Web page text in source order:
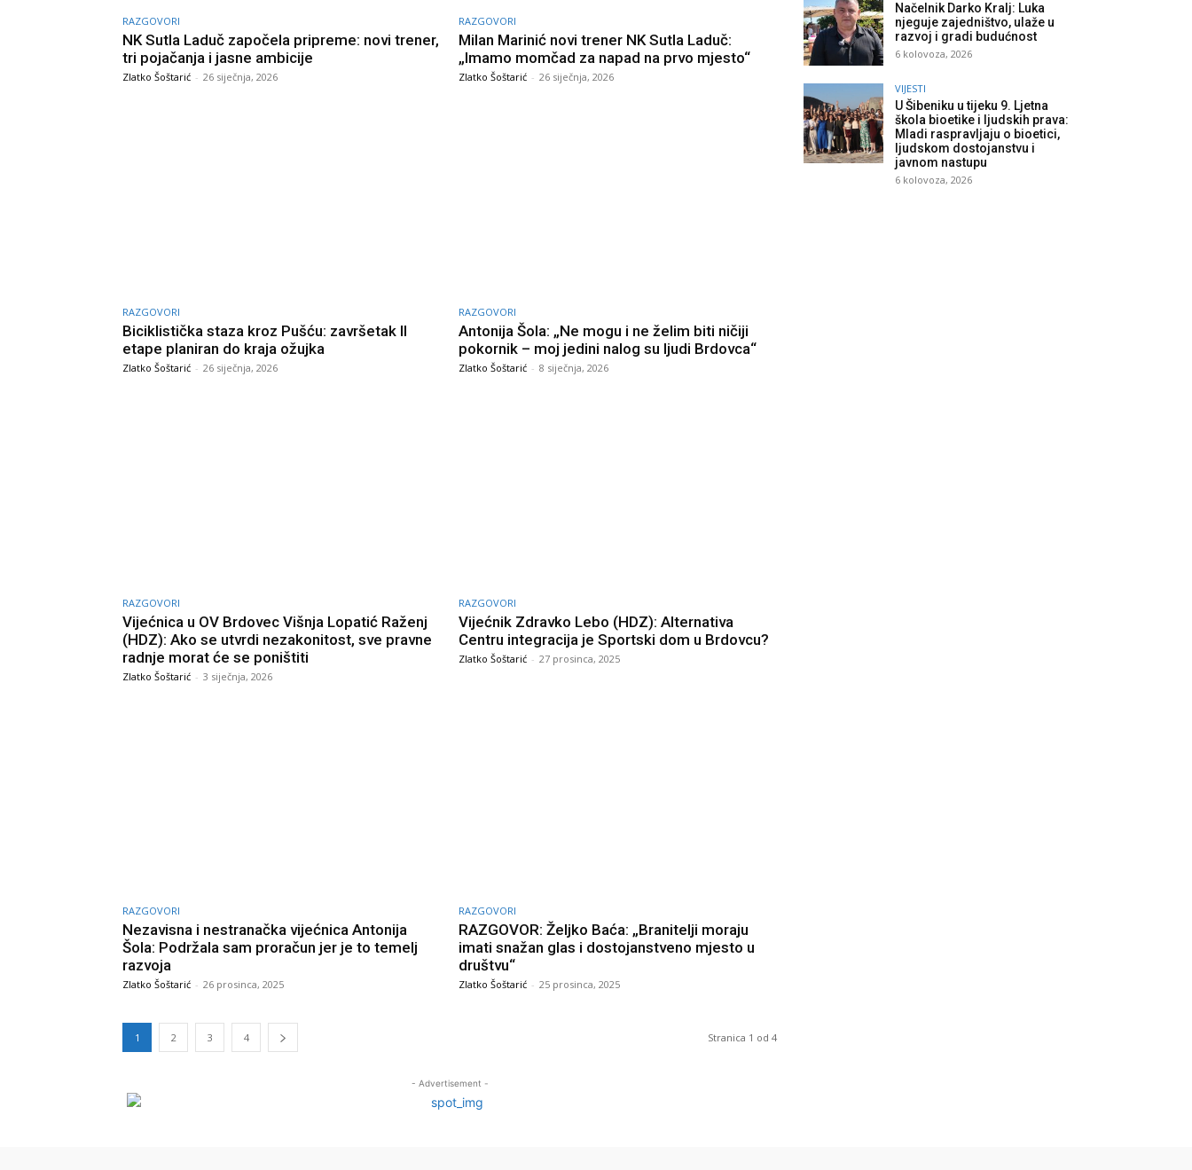
RAZGOVORI
NK Sutla Laduč započela pripreme: novi trener,
tri pojačanja i jasne ambicije
Zlatko Šoštarić - 26 siječnja, 2026
RAZGOVORI
Milan Marinić novi trener NK Sutla Laduč:
„Imamo momčad za napad na prvo mjesto“
Zlatko Šoštarić - 26 siječnja, 2026
RAZGOVORI
Biciklistička staza kroz Pušću: završetak II
etape planiran do kraja ožujka
Zlatko Šoštarić - 26 siječnja, 2026
RAZGOVORI
Antonija Šola: „Ne mogu i ne želim biti ničiji
pokornik – moj jedini nalog su ljudi Brdovca“
Zlatko Šoštarić - 8 siječnja, 2026
RAZGOVORI
Vijećnica u OV Brdovec Višnja Lopatić Raženj
(HDZ): Ako se utvrdi nezakonitost, sve pravne
radnje morat će se poništiti
Zlatko Šoštarić - 3 siječnja, 2026
RAZGOVORI
Vijećnik Zdravko Lebo (HDZ): Alternativa
Centru integracija je Sportski dom u Brdovcu?
Zlatko Šoštarić - 27 prosinca, 2025
RAZGOVORI
Nezavisna i nestranačka vijećnica Antonija
Šola: Podržala sam proračun jer je to temelj
razvoja
Zlatko Šoštarić - 26 prosinca, 2025
RAZGOVORI
RAZGOVOR: Željko Baća: „Branitelji moraju
imati snažan glas i dostojanstveno mjesto u
društvu“
Zlatko Šoštarić - 25 prosinca, 2025
1 2 3 4 Stranica 1 od 4
- Advertisement -
Načelnik Darko Kralj: Luka
njeguje zajedništvo, ulaže u
razvoj i gradi budućnost
6 kolovoza, 2026
VIJESTI
U Šibeniku u tijeku 9. Ljetna
škola bioetike i ljudskih prava:
Mladi raspravljaju o bioetici,
ljudskom dostojanstvu i
javnom nastupu
6 kolovoza, 2026